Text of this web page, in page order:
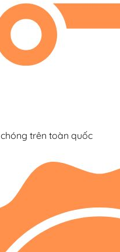
trên toàn quốc